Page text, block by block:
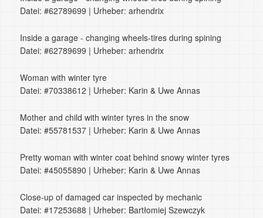
Datei: #62789699 | Urheber: arhendrix
Inside a garage - changing wheels-tires during spining
Datei: #62789699 | Urheber: arhendrix
Woman with winter tyre
Datei: #70338612 | Urheber: Karin & Uwe Annas
Mother and child with winter tyres in the snow
Datei: #55781537 | Urheber: Karin & Uwe Annas
Pretty woman with winter coat behind snowy winter tyres
Datei: #45055890 | Urheber: Karin & Uwe Annas
Close-up of damaged car inspected by mechanic
Datei: #17253688 | Urheber: Bartłomiej Szewczyk